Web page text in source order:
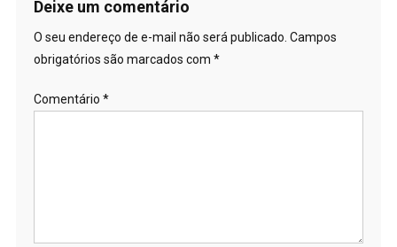
Deixe um comentário
O seu endereço de e-mail não será publicado. Campos
obrigatórios são marcados com *
Comentário *